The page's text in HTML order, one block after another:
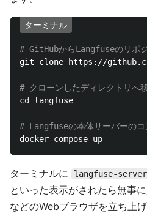
ターミナル
# GitHubからLangfuseのリポ
git clone https://
# クローンしたディレクトリへ
cd langfuse
# Langfuseの本体サーバーのコ
ターミナルに langfuse-
といった表示がされたら無事
などのWebブラウザを立ち上げ